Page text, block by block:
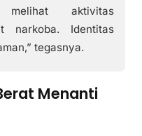
aktivitas
narkoba. Identitas
tegasnya.
Menanti